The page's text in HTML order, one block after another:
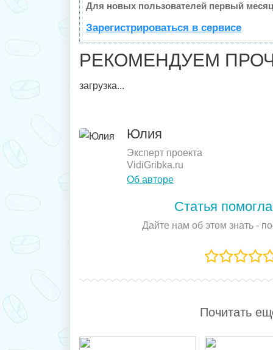
Для новых пользователей первый
Зарегистрироваться в сервисе
РЕКОМЕНДУЕМ
загрузка...
Юлия
Эксперт проекта
VidiGribka.ru
Об авторе
Статья
Дайте нам об этом знать -